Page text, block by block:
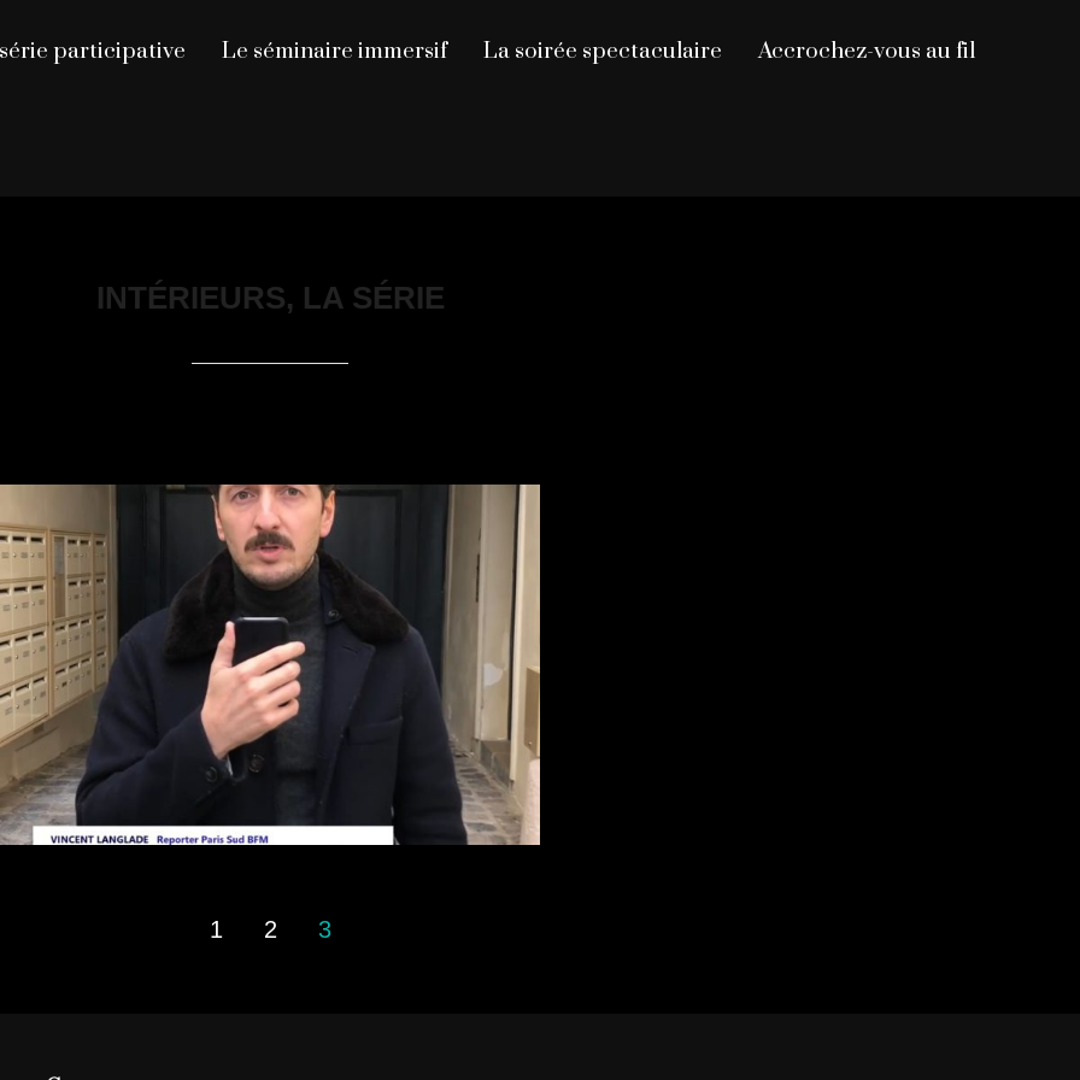
participative Le séminaire immersif La soirée spectaculaire Accrochez-vous au fil
INTÉRIEURS, LA SÉRIE
1 2 3